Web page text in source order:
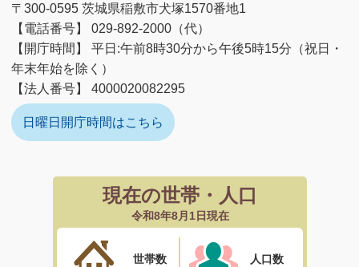
〒300-0595 茨城県稲敷市犬塚1570番地1
【電話番号】 029-892-2000（代）
【開庁時間】 平日:午前8時30分から午後5時15分（祝日・
年末年始を除く）
【法人番号】 4000020082295
日曜日開庁時間はこちら